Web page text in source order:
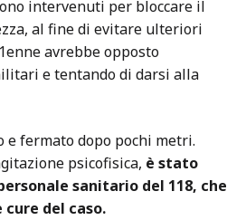
intervenuti per bloccare il
al fine di evitare ulteriori
avrebbe opposto
e tentando di darsi alla
fermato dopo pochi metri.
psicofisica, è stato
sanitario del 118, che
cure del caso.